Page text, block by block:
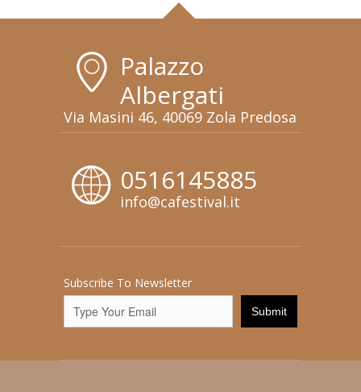
Palazzo
Albergati
Via Masini 46, 40069 Zola Predosa
0516145885
info@cafestival.it
Subscribe To Newsletter